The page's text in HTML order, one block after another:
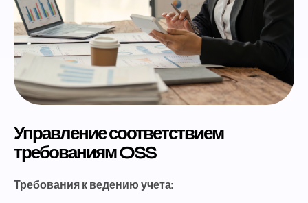
Управление соответствием
требованиям OSS
Требования к ведению учета: